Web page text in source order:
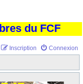
du FCF
Connexion
Inscription